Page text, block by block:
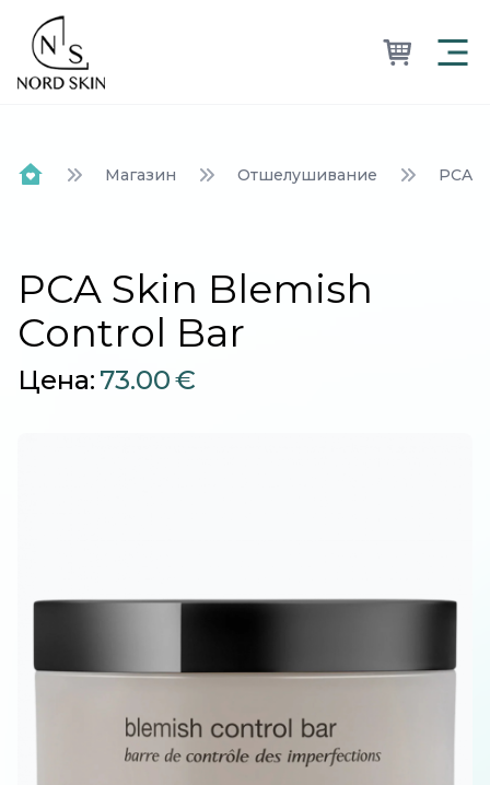
Nordskin
Магазин Отшелушивание PCA
PCA Skin Blemish
Control Bar
Цена: 73.00€